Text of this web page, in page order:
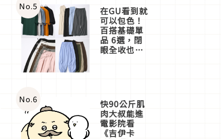
No.5 在GU看到就
可以包色！
百搭基礎單
品 6選，閉
眼全收也不
No.6 快90公斤肌
肉大叔能進
電影院看
《吉伊卡